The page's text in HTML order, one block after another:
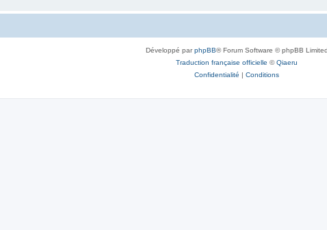
Développé parphpBB® Forum Software © phpBB Limited
Traduction française officielle ©Qiaeru
Confidentialité | Conditions